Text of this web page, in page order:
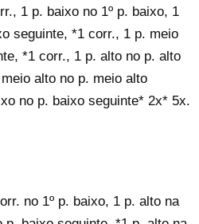
1 p. baixo no 1º p. baixo, 1
seguinte, *1 corr., 1 p. meio
*1 corr., 1 p. alto no p. alto
alto no p. meio alto
no p. baixo seguinte* 2x* 5x.
no 1º p. baixo, 1 p. alto na